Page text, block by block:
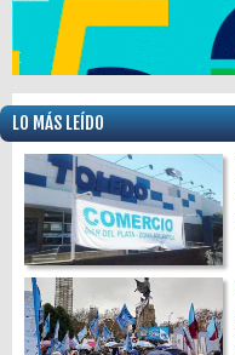
LO MÁS LEÍDO